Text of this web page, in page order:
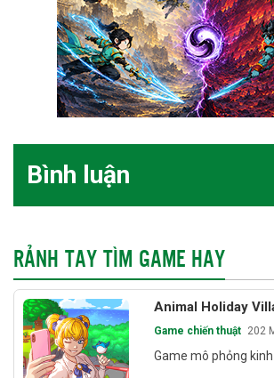
Bình luận
RẢNH TAY TÌM GAME HAY
Animal Holiday
Game chiến thuật 202
Game mô phỏng